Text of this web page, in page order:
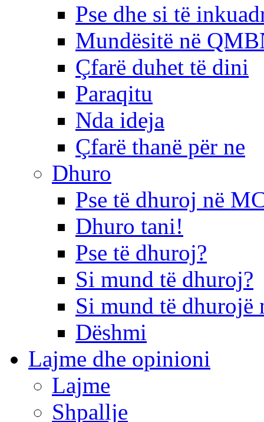
Pse dhe si të
Mundësitë në
Çfarë duhet të dini
Paraqitu
Nda ideja
Çfarë thanë për ne
Dhuro
Pse të dhuroj në
Dhuro tani!
Pse të dhuroj?
Si mund të dhuroj?
Si mund të dhurojë
Dëshmi
Lajme dhe opinioni
Lajme
Shpallje